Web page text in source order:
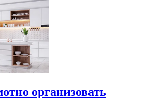
организовать